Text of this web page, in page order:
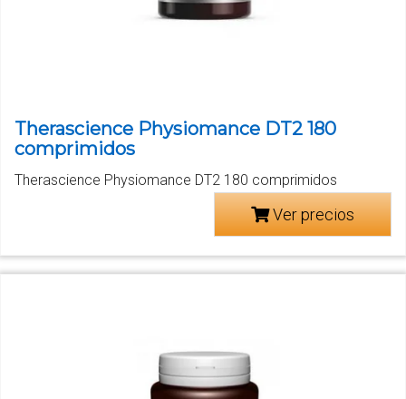
Therascience Physiomance DT2 180
comprimidos
Therascience Physiomance DT2 180 comprimidos
Ver precios